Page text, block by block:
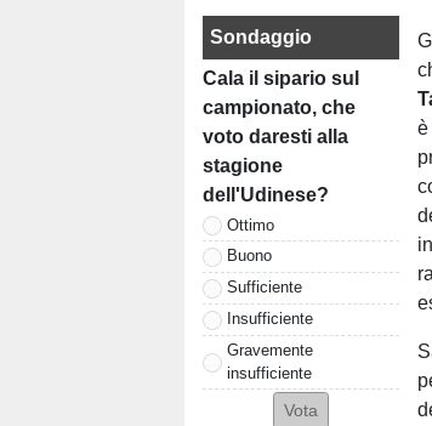
Sondaggio
Cala il sipario sul
campionato, che
voto daresti alla
stagione
dell'Udinese?
Ottimo
Buono
Sufficiente
Insufficiente
Gravemente
insufficiente
è